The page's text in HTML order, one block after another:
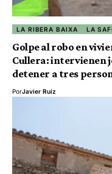
LA RIBERA BAIXA LA
Golpe al robo en
Cullera: intervienen
detener a tres
PorJavier Ruiz